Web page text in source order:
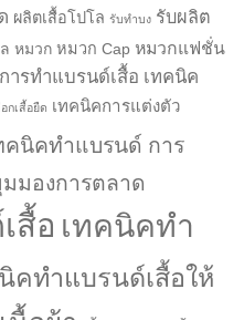
ผลิตเสื้อโปโล รับทำบง รับผลิต
หมวก หมวก Cap หมวกแฟชั่น
ารทำแบรนด์เสื้อ เทคนิค
กเสื้อยืด เทคนิคการแต่งตัว
คนิคทำแบรนด์ การ
มองการตลาด
สื้อ เทคนิคทำ
คทำแบรนด์เสื้อให้